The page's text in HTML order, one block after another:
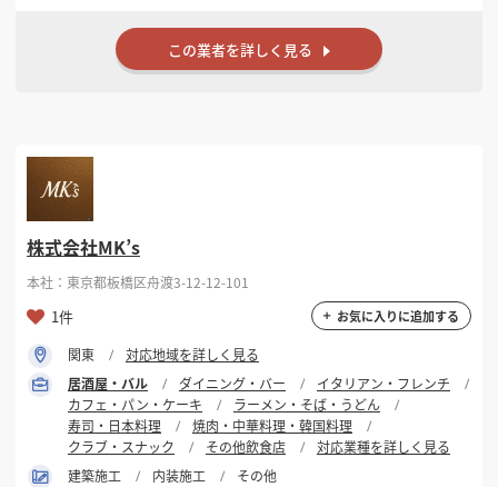
この業者を詳しく見る
株式会社MK’s
本社：東京都板橋区舟渡3-12-12-101
1件 お気に入りに追加する
関東
対応地域を詳しく見る
居酒屋・バル
ダイニング・バー
イタリアン・フレンチ
カフェ・パン・ケーキ
ラーメン・そば・うどん
寿司・日本料理
焼肉・中華料理・韓国料理
クラブ・スナック
その他飲食店
対応業種を詳しく見る
建築施工
内装施工 その他